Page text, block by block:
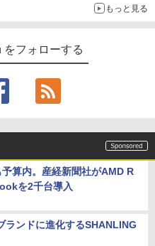
もっと見る
をフォローする
算内。産経新聞社がAMD R
を2千台導入
ランドに進化するSHANLING